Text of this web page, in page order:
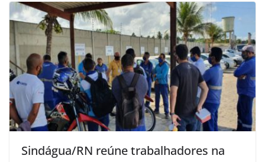
Sindágua/RN reúne trabalhadores na